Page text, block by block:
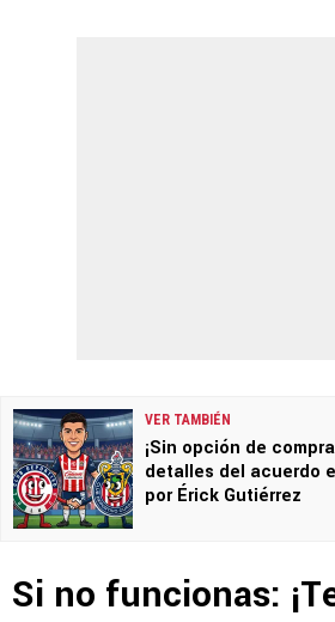
VER TAMBIÉN
¡Sin opción de
detalles del acuerdo
por Érick Gutiérrez
Si no funcionas: